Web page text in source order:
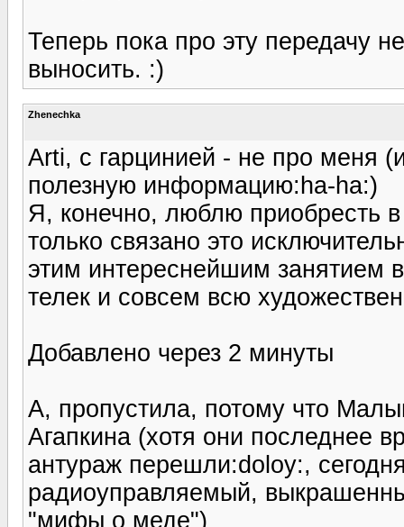
Теперь пока про эту передачу
выносить. :)
Zhenechka
Arti, с гарцинией - не про меня
полезную информацию:ha-ha:)
Я, конечно, люблю приобресть
только связано это
этим интереснейшим занятием
телек и совсем всю
Добавлено через 2 минуты
А, пропустила, потому что
Агапкина (хотя они последнее
антураж перешли:doloy:,
радиоуправляемый,
"мифы о меде")